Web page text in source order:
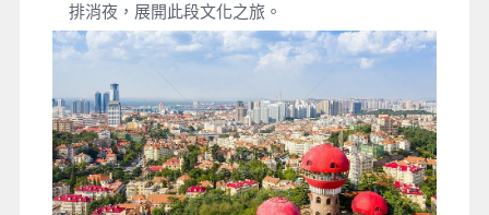
排消夜，展開此段文化之旅。